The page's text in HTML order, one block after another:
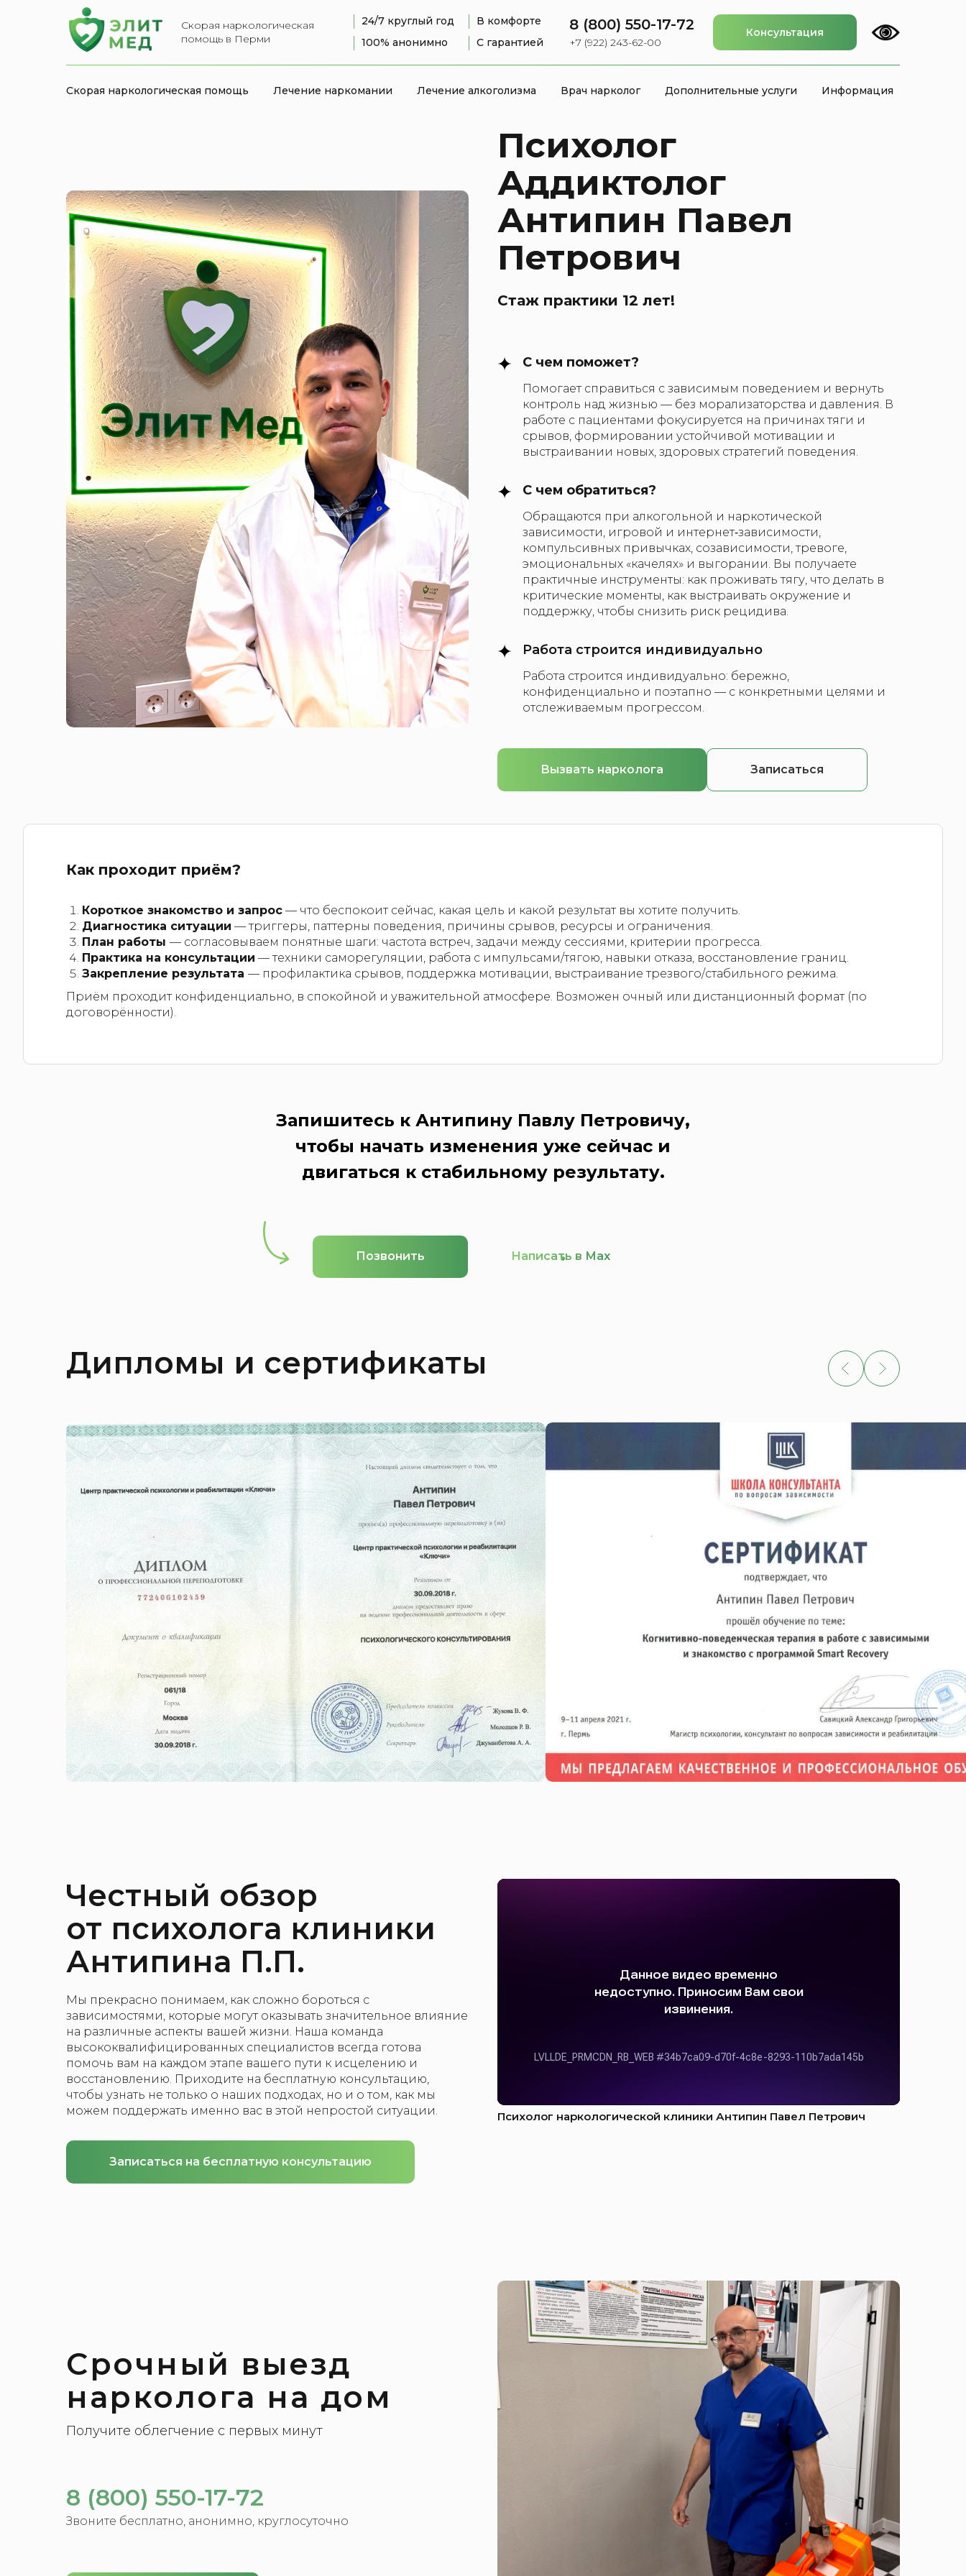
Скорая наркологическая
помощь в Перми
+7 (922) 243-62-00
8 (800) 550-17-72
24/7 круглый год
100% анонимно
С гарантией
В комфорте
Консультация
Скорая наркологическая помощь Лечение наркомании Лечение алкоголизма Врач нарколог Дополнительные услуги Информация
Психолог
Аддиктолог
Антипин Павел
Петрович
Стаж практики 12 лет!
С чем поможет?
Помогает справиться с зависимым поведением и вернуть
контроль над жизнью — без морализаторства и давления. В
работе с пациентами фокусируется на причинах тяги и
срывов, формировании устойчивой мотивации и
выстраивании новых, здоровых стратегий поведения.
С чем обратиться?
Обращаются при алкогольной и наркотической
зависимости, игровой и интернет‑зависимости,
компульсивных привычках, созависимости, тревоге,
эмоциональных «качелях» и выгорании. Вы получаете
практичные инструменты: как проживать тягу, что делать в
критические моменты, как выстраивать окружение и
поддержку, чтобы снизить риск рецидива.
Работа строится индивидуально
Работа строится индивидуально: бережно,
конфиденциально и поэтапно — с конкретными целями и
отслеживаемым прогрессом.
Вызвать нарколога Записаться
Как проходит приём?
Короткое знакомство и запрос — что беспокоит сейчас, какая цель и какой результат вы хотите получить.
Диагностика ситуации — триггеры, паттерны поведения, причины срывов, ресурсы и ограничения.
План работы — согласовываем понятные шаги: частота встреч, задачи между сессиями, критерии прогресса.
Практика на консультации — техники саморегуляции, работа с импульсами/тягою, навыки отказа, восстановление границ.
Закрепление результата — профилактика срывов, поддержка мотивации, выстраивание трезвого/стабильного режима.
Приём проходит конфиденциально, в спокойной и уважительной атмосфере. Возможен очный или дистанционный формат (по
договорённости).
Запишитесь к Антипину Павлу Петровичу,
чтобы начать изменения уже сейчас и
двигаться к стабильному результату.
Позвонить Написать в Мах
Дипломы и сертификаты
Честный обзор
от психолога клиники
Антипина П.П.
Мы прекрасно понимаем, как сложно бороться с
зависимостями, которые могут оказывать значительное влияние
на различные аспекты вашей жизни. Наша команда
высококвалифицированных специалистов всегда готова
помочь вам на каждом этапе вашего пути к исцелению и
восстановлению. Приходите на бесплатную консультацию,
чтобы узнать не только о наших подходах, но и о том, как мы
можем поддержать именно вас в этой непростой ситуации.
Записаться на бесплатную консультацию
Психолог наркологической клиники Антипин Павел Петрович
Срочный выезд
нарколога на дом
Получите облегчение с первых минут
8 (800) 550-17-72
Звоните бесплатно, анонимно, круглосуточно